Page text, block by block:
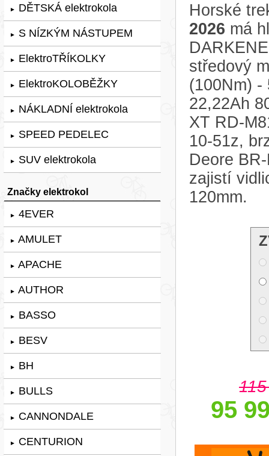
► DĚTSKÁ elektrokola
► S NÍZKÝM NÁSTUPEM
► ElektroTŘÍKOLKY
► ElektroKOLOBĚŽKY
► NÁKLADNÍ elektrokola
► SPEED PEDELEC
► SUV elektrokola
Značky elektrokol
► 4EVER
► AMULET
► APACHE
► AUTHOR
► BASSO
► BESV
► BH
► BULLS
► CANNONDALE
► CENTURION
Horské
2026 má
středový
(100Nm) -
22,22Ah
XT RD-
10-51z,
Deore
zajistí
120mm.
95